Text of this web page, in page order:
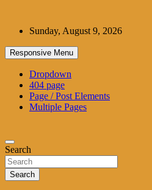
contentSunday, August 9, 2026
Responsive Menu
Dropdown
404 page
Page / Post Elements
Multiple Pages
Search
Search